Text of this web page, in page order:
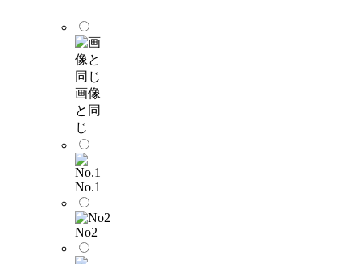
画像
と同
じ
No.1
No2